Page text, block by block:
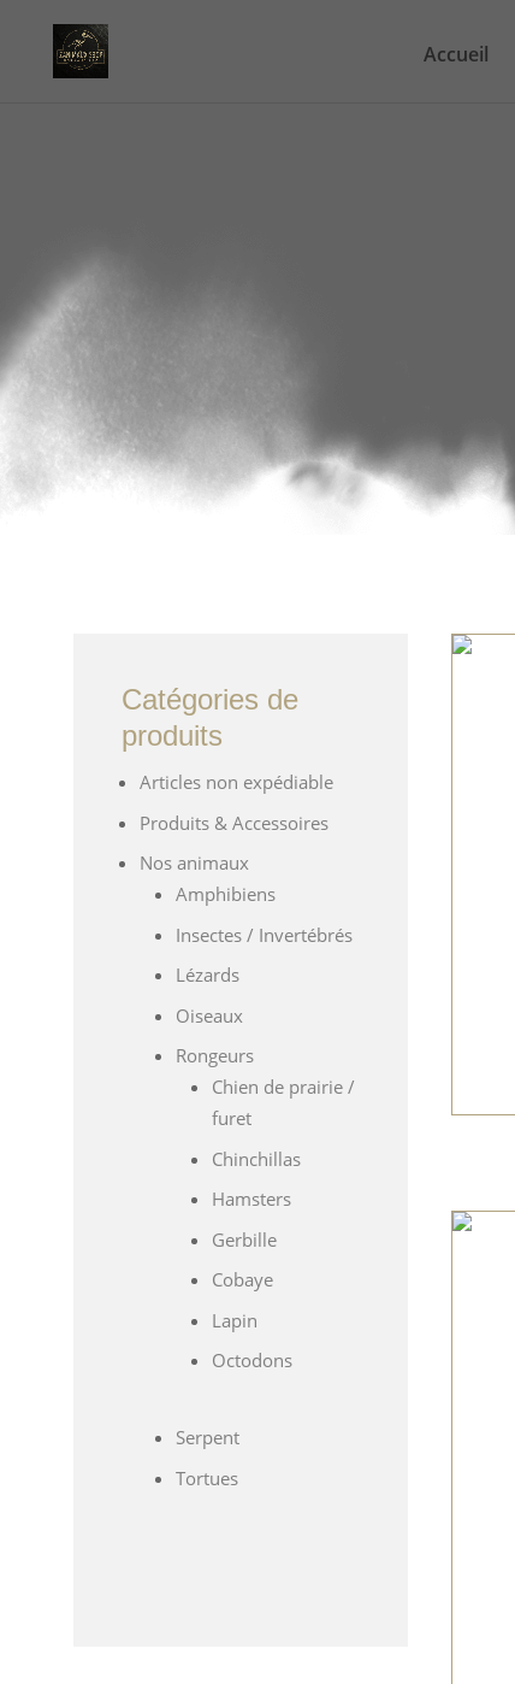
Accueil
Catégories de
produits
Articles non expédiable
Produits & Accessoires
Nos animaux
Amphibiens
Insectes / Invertébrés
Lézards
Oiseaux
Rongeurs
Chien de prairie /
furet
Chinchillas
Hamsters
Gerbille
Cobaye
Lapin
Octodons
Serpent
Tortues